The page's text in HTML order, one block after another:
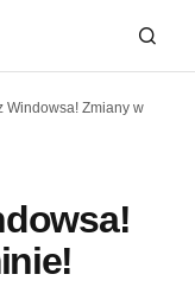
Windowsa! Zmiany w